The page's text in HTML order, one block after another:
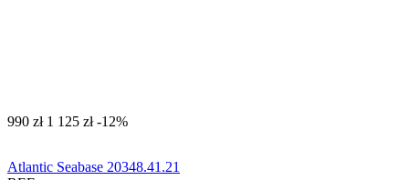
‍990‍ zł ‍1 125‍ zł -12%
Atlantic Seabase 20348.41.21